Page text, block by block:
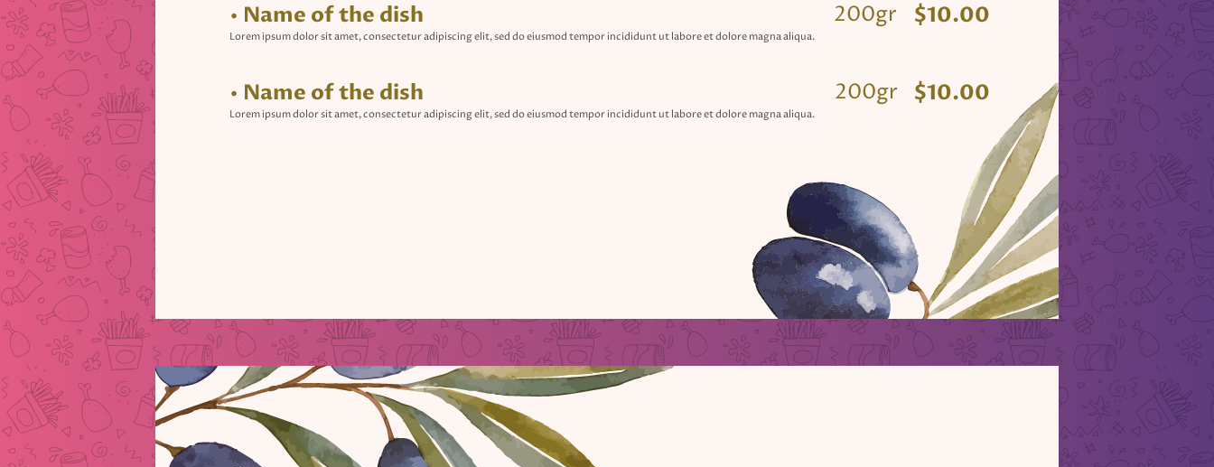
• Name of the dish 200gr $10.00
Lorem ipsum dolor sit amet, consectetur adipiscing elit, sed do eiusmod tempor incididunt ut labore et dolore magna aliqua.
• Name of the dish 200gr $10.00
Lorem ipsum dolor sit amet, consectetur adipiscing elit, sed do eiusmod tempor incididunt ut labore et dolore magna aliqua.